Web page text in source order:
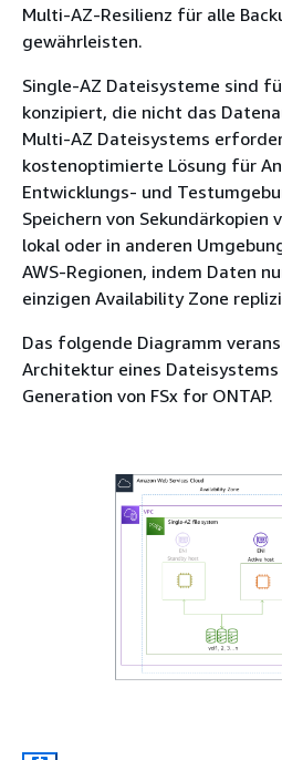
Multi-AZ-Resilienz für alle
gewährleisten.
Single-AZ Dateisysteme sind
konzipiert, die nicht das
Multi-AZ Dateisystems
kostenoptimierte Lösung für
Entwicklungs- und
Speichern von Sekundärkopien
lokal oder in anderen
AWS-Regionen, indem Daten
einzigen Availability Zone
Das folgende Diagramm
Architektur eines
Generation von FSx for ONTAP.